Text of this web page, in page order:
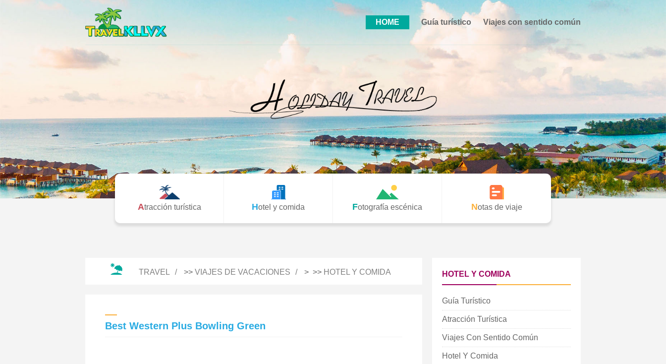
HOME Guía turístico Viajes con sentido común
Atracción turística Hotel y comida Fotografía escénica Notas de viaje
TRAVEL >> VIAJES DE VACACIONES > >> HOTEL Y COMIDA
Best Western Plus Bowling Green
HOTEL Y COMIDA
Guía Turístico
Atracción Turística
Viajes Con Sentido Común
Hotel Y Comida